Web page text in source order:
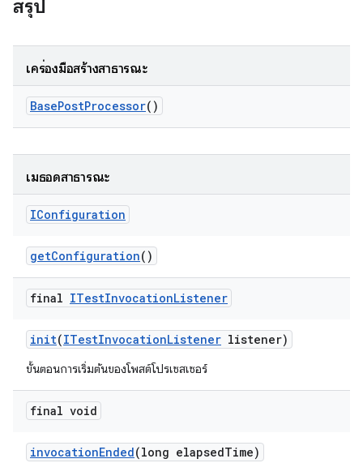
สรุป
เครื่องมือสร้างสาธารณะ
BasePostProcessor()
เมธอดสาธารณะ
IConfiguration
getConfiguration()
final ITestInvocationListener
init(ITestInvocationListener listener)
ขั้นตอนการเริ่มต้นของโพสต์โปรเซสเซอร์
final void
invocationEnded(long elapsedTime)